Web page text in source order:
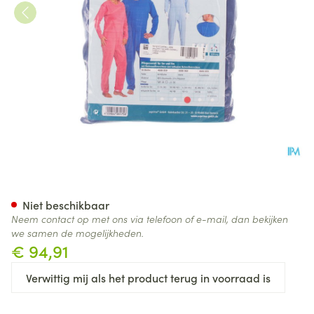
€ 94,91
Verwittig mij als het product terug in voorraad is
Niet beschikbaar
Neem contact op met ons via telefoon of e-mail, dan bekijken
we samen de mogelijkheden.